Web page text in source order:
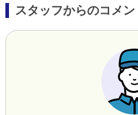
スタッフからのコメン